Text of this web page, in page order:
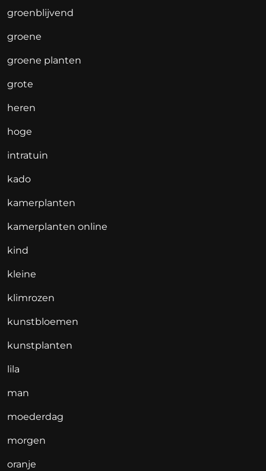
groenblijvend
groene
groene planten
grote
heren
hoge
intratuin
kado
kamerplanten
kamerplanten online
kind
kleine
klimrozen
kunstbloemen
kunstplanten
lila
man
moederdag
morgen
oranje